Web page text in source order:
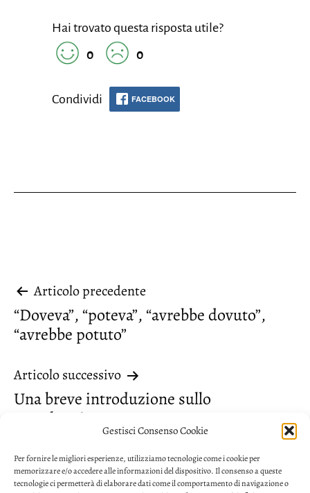
Gestisci Consenso Cookie
Per fornire le migliori esperienze, utilizziamo tecnologie come i cookie per
memorizzare e/o accedere alle informazioni del dispositivo. Il consenso a queste
tecnologie ci permetterà di elaborare dati come il comportamento di navigazione o
Hai trovato questa risposta utile?
0
0
Condividi FACEBOOK
Navigazione
articoli
Articolo precedente
“Doveva”, “poteva”, “avrebbe dovuto”,
“avrebbe potuto”
Articolo successivo
Una breve introduzione sullo
“sproloquio”